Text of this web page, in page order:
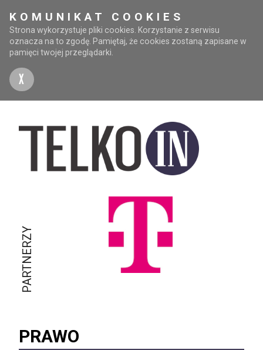
KOMUNIKAT COOKIES
Strona wykorzystuje pliki cookies. Korzystanie z serwisu
oznacza na to zgodę. Pamiętaj, że cookies zostaną zapisane w
pamięci twojej przeglądarki.
X
PARTNERZY
PRAWO